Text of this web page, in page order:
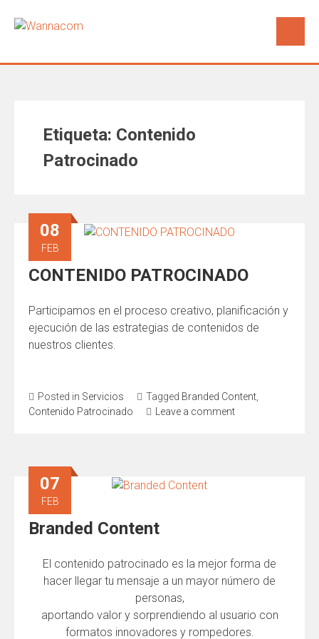
Etiqueta: Contenido
Patrocinado
CONTENIDO PATROCINADO
08
FEB
Participamos en el proceso creativo, planificación y
ejecución de las estrategias de contenidos de
nuestros clientes.
Posted in Servicios Tagged Branded Content
Contenido Patrocinado
Leave a comment
Branded Content
07
FEB
El contenido patrocinado es la mejor forma de
hacer llegar tu mensaje a un mayor número de
personas,
aportando valor y sorprendiendo al usuario con
formatos innovadores y rompedores.